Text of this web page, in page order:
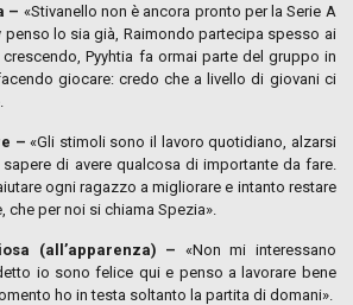
– «Stivanello non è ancora pronto per la Serie A
penso lo sia già, Raimondo partecipa spesso ai
Pyyhtia fa ormai parte del gruppo in
giocare: credo che a livello di giovani ci
– «Gli stimoli sono il lavoro quotidiano, alzarsi
di avere qualcosa di importante da fare.
ogni ragazzo a migliorare e intanto restare
che per noi si chiama Spezia».
(all’apparenza) – «Non mi interessano
io sono felice qui e penso a lavorare bene
ho in testa soltanto la partita di domani».